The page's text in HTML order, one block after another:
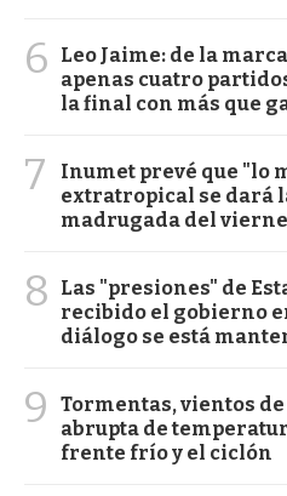
6
Leo Jaime: de la
apenas cuatro
la final con más que
7
Inumet prevé que "lo
extratropical se dará
madrugada del
8
Las "presiones" de
recibido el gobierno
diálogo se está
9
Tormentas, vientos
abrupta de
frente frío y el ciclón